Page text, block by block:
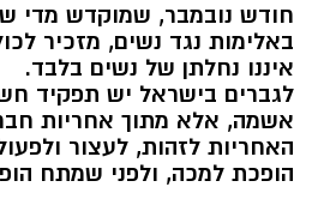
חודש נובמבר, שמוקדש מדי
באלימות נגד נשים, מזכיר
איננו נחלתן של נשים בלבד.
לגברים בישראל יש תפקיד
אשמה, אלא מתוך אחריות
האחריות לזהות, לעצור
הופכת למכה, ולפני שמתח